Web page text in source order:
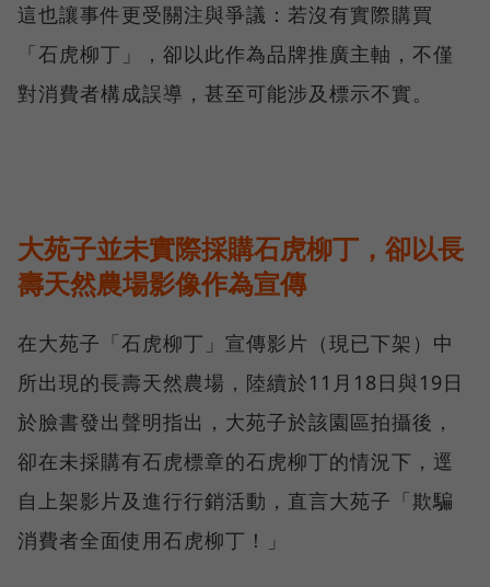
這也讓事件更受關注與爭議：若沒有實際購買
「石虎柳丁」，卻以此作為品牌推廣主軸，不僅
對消費者構成誤導，甚至可能涉及標示不實。
大苑子並未實際採購石虎柳丁，卻以長
壽天然農場影像作為宣傳
在大苑子「石虎柳丁」宣傳影片（現已下架）中
所出現的長壽天然農場，陸續於11月18日與19日
於臉書發出聲明指出，大苑子於該園區拍攝後，
卻在未採購有石虎標章的石虎柳丁的情況下，逕
自上架影片及進行行銷活動，直言大苑子「欺騙
消費者全面使用石虎柳丁！」